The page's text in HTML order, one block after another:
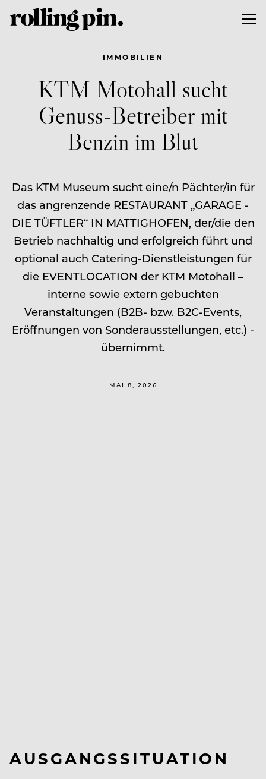
IMMOBILIEN
KTM Motohall sucht
Genuss-Betreiber mit
Benzin im Blut
Das KTM Museum sucht eine/n Pächter/in für
das angrenzende RESTAURANT „GARAGE -
DIE TÜFTLER“ IN MATTIGHOFEN, der/die den
Betrieb nachhaltig und erfolgreich führt und
optional auch Catering-Dienstleistungen für
die EVENTLOCATION der KTM Motohall –
interne sowie extern gebuchten
Veranstaltungen (B2B- bzw. B2C-Events,
Eröffnungen von Sonderausstellungen, etc.) -
übernimmt.
MAI 8, 2026
AUSGANGSSITUATION